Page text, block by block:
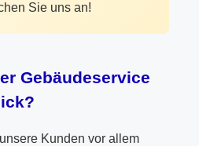
Sie uns an!
Gebäudeservice
Kunden vor allem